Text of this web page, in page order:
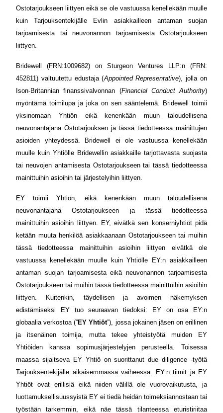
Ostotarjoukseen liittyen eikä se ole vastuussa kenellekään muulle
kuin Tarjouksentekijälle Evlin asiakkailleen antaman suojan
tarjoamisesta tai neuvonannon tarjoamisesta Ostotarjoukseen
liittyen.
Bridewell (FRN:1009682) on Sturgeon Ventures LLP:n (FRN:
452811) valtuutettu edustaja (Appointed Representative), jolla on
Ison-Britannian finanssivalvonnan (Financial Conduct Authority)
myöntämä toimilupa ja joka on sen sääntelemä. Bridewell toimii
yksinomaan Yhtiön eikä kenenkään muun taloudellisena
neuvonantajana Ostotarjouksen ja tässä tiedotteessa mainittujen
asioiden yhteydessä. Bridewell ei ole vastuussa kenellekään
muulle kuin Yhtiölle Bridewellin asiakkaille tarjottavasta suojasta
tai neuvojen antamisesta Ostotarjoukseen tai tässä tiedotteessa
mainittuihin asioihin tai järjestelyihin liittyen.
EY toimii Yhtiön, eikä kenenkään muun taloudellisena
neuvonantajana Ostotarjoukseen ja tässä tiedotteessa
mainittuihin asioihin liittyen. EY, eivätkä sen konserniyhtiöt pidä
ketään muuta henkilöä asiakkaanaan Ostotarjoukseen tai muihin
tässä tiedotteessa mainittuihin asioihin liittyen eivätkä ole
vastuussa kenellekään muulle kuin Yhtiölle EY:n asiakkailleen
antaman suojan tarjoamisesta eikä neuvonannon tarjoamisesta
Ostotarjoukseen tai muihin tässä tiedotteessa mainittuihin asioihin
liittyen. Kuitenkin, täydellisen ja avoimen näkemyksen
edistämiseksi EY tuo seuraavan tiedoksi: EY on osa EY:n
globaalia verkostoa (”EY Yhtiöt”), jossa jokainen jäsen on erillinen
ja itsenäinen toimija, mutta tekee yhteistyötä muiden EY
Yhtiöiden kanssa sopimusjärjestelyjen perusteella. Toisessa
maassa sijaitseva EY Yhtiö on suorittanut due diligence -työtä
Tarjouksentekijälle aikaisemmassa vaiheessa. EY:n tiimit ja EY
Yhtiöt ovat erillisiä eikä niiden välillä ole vuorovaikutusta, ja
luottamuksellisuussyistä EY ei tiedä heidän toimeksiannostaan tai
työstään tarkemmin, eikä näe tässä tilanteessa eturistiriitaa